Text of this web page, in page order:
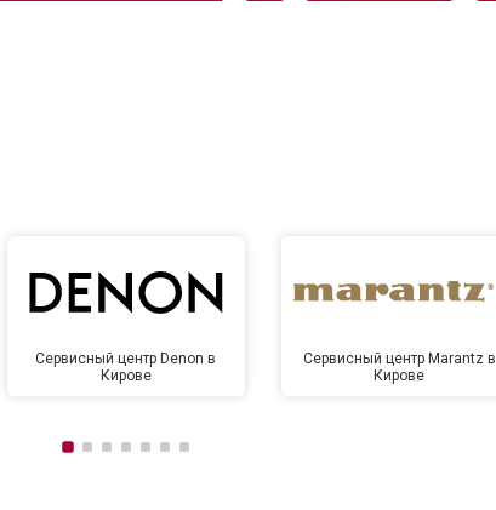
Сервисный центр Denon в
Кирове
Сервисный центр Marantz в
Кирове